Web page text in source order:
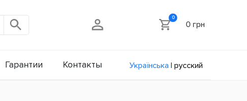
0
0 грн
Гарантии Контакты Українська | русский